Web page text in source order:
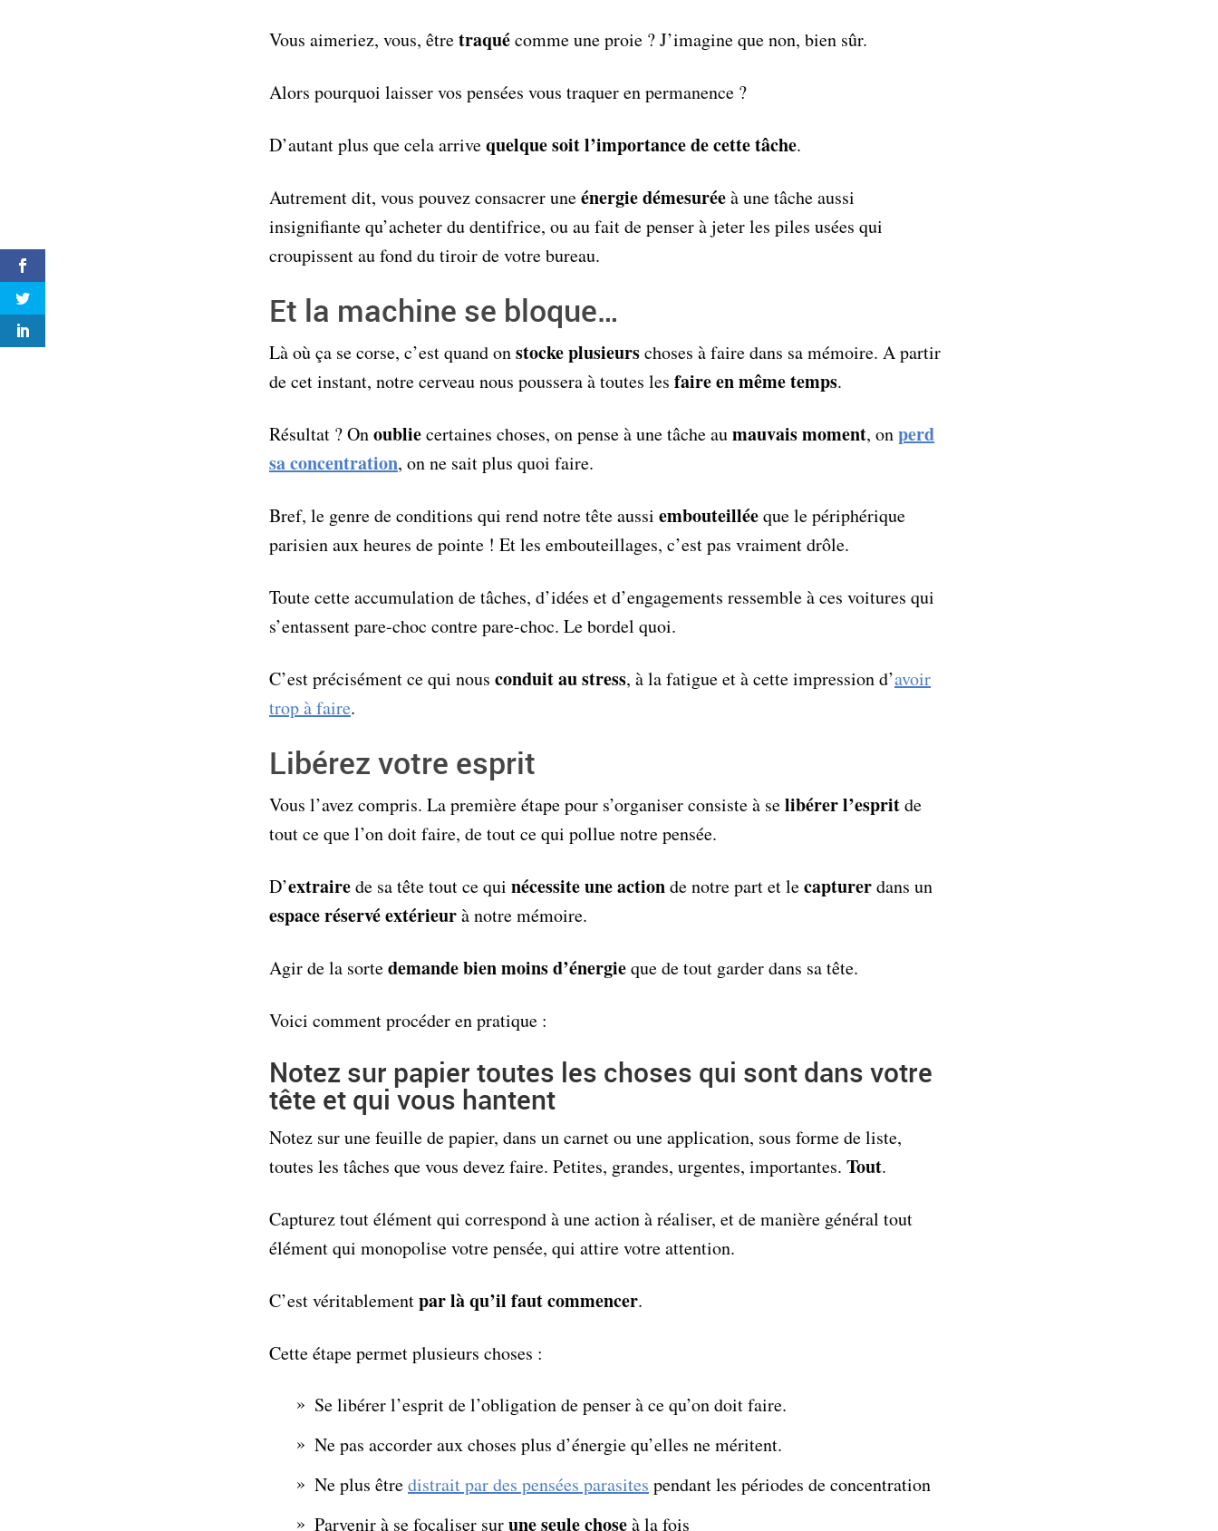
Vous aimeriez, vous, êtretraquécomme une proie ? J’imagine que non, bien sûr.
Alors pourquoi laisser vos pensées vous traquer en permanence ?
D’autant plus que cela arrivequelque soit l’importance de cette tâche.
Autrement dit, vous pouvez consacrer uneénergie démesuréeà une tâche aussi
insignifiante qu’acheter du dentifrice, ou au fait de penser à jeter les piles usées qui
croupissent au fond du tiroir de votre bureau.
Et la machine se bloque…
Là où ça se corse, c’est quand onstocke plusieurschoses à faire dans sa mémoire. A partir
de cet instant, notre cerveau nous poussera à toutes les faire en même temps.
Résultat ? Onoubliecertaines choses, on pense à une tâche aumauvais moment, onperd
sa concentration, on ne sait plus quoi faire.
Bref, le genre de conditions qui rend notre tête aussi embouteilléeque le périphérique
parisien aux heures de pointe ! Et les embouteillages, c’est pas vraiment drôle.
Toute cette accumulation de tâches, d’idées et d’engagements ressemble à ces voitures qui
s’entassent pare-choc contre pare-choc. Le bordel quoi.
C’est précisément ce qui nous conduit au stress, à la fatigue et à cette impression d’avoir
trop à faire.
Libérez votre esprit
Vous l’avez compris. La première étape pour s’organiser consiste à selibérer l’espritde
tout ce que l’on doit faire, de tout ce qui pollue notre pensée.
D’extrairede sa tête tout ce qui nécessite une actionde notre part et lecapturerdans un
espace réservé extérieurà notre mémoire.
Agir de la sortedemande bien moins d’énergieque de tout garder dans sa tête.
Voici comment procéder en pratique :
Notez sur papier toutes les choses qui sont dans votre
tête et qui vous hantent
Notez sur une feuille de papier, dans un carnet ou une application, sous forme de liste,
toutes les tâches que vous devez faire. Petites, grandes, urgentes, importantes. Tout.
Capturez tout élément qui correspond à une action à réaliser, et de manière général tout
élément qui monopolise votre pensée, qui attire votre attention.
C’est véritablementpar là qu’il faut commencer.
Cette étape permet plusieurs choses :
Se libérer l’esprit de l’obligation de penser à ce qu’on doit faire.
Ne pas accorder aux choses plus d’énergie qu’elles ne méritent.
Ne plus êtredistrait par des pensées parasites pendant les périodes de concentration
Parvenir à se focaliser surune seule choseà la fois